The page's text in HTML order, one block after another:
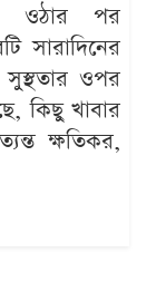
ওঠার পর
সারাদিনের
ওপর
কিছু খাবার
ক্ষতিকর,